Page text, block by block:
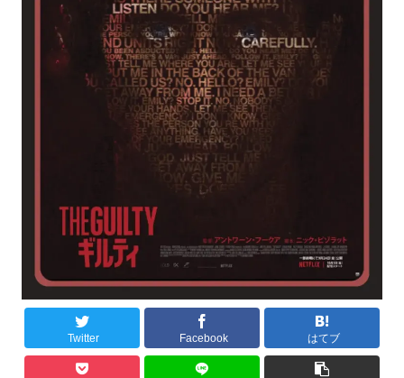
Twitter Facebook はてブ